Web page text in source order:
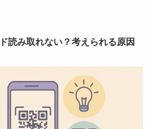
読み取れない？考えられる原因